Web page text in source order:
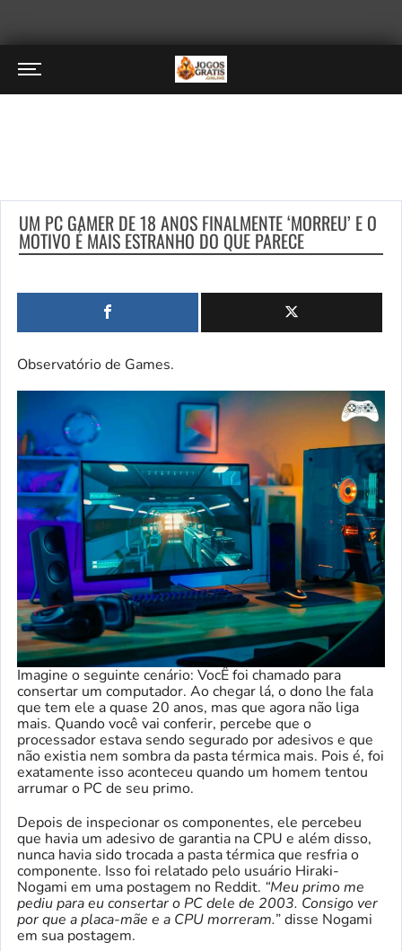
UM PC GAMER DE 18 ANOS FINALMENTE ‘MORREU’ E O
MOTIVO É MAIS ESTRANHO DO QUE PARECE
Observatório de Games.
Imagine o seguinte cenário: VocÊ foi chamado para
consertar um computador. Ao chegar lá, o dono lhe fala
que tem ele a quase 20 anos, mas que agora não liga
mais. Quando você vai conferir, percebe que o
processador estava sendo segurado por adesivos e que
não existia nem sombra da pasta térmica mais. Pois é, foi
exatamente isso aconteceu quando um homem tentou
arrumar o PC de seu primo.
Depois de inspecionar os componentes, ele percebeu
que havia um adesivo de garantia na CPU e além disso,
nunca havia sido trocada a pasta térmica que resfria o
componente. Isso foi relatado pelo usuário Hiraki-
Nogami em uma postagem no Reddit. “Meu primo me
pediu para eu consertar o PC dele de 2003. Consigo ver
por que a placa-mãe e a CPU morreram.” disse Nogami
em sua postagem.